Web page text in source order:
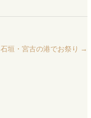
石垣・宮古の港でお祭り →